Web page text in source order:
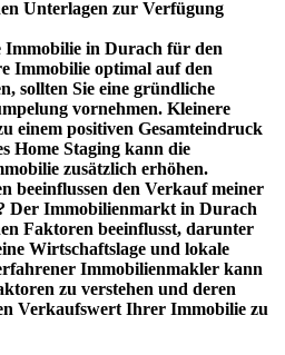
Unterlagen zur Verfügung
Immobilie in Durach für den
Immobilie optimal auf den
sollten Sie eine gründliche
vornehmen. Kleinere
einem positiven Gesamteindruck
Home Staging kann die
zusätzlich erhöhen.
beeinflussen den Verkauf meiner
Der Immobilienmarkt in Durach
Faktoren beeinflusst, darunter
Wirtschaftslage und lokale
Immobilienmakler kann
zu verstehen und deren
Verkaufswert Ihrer Immobilie zu